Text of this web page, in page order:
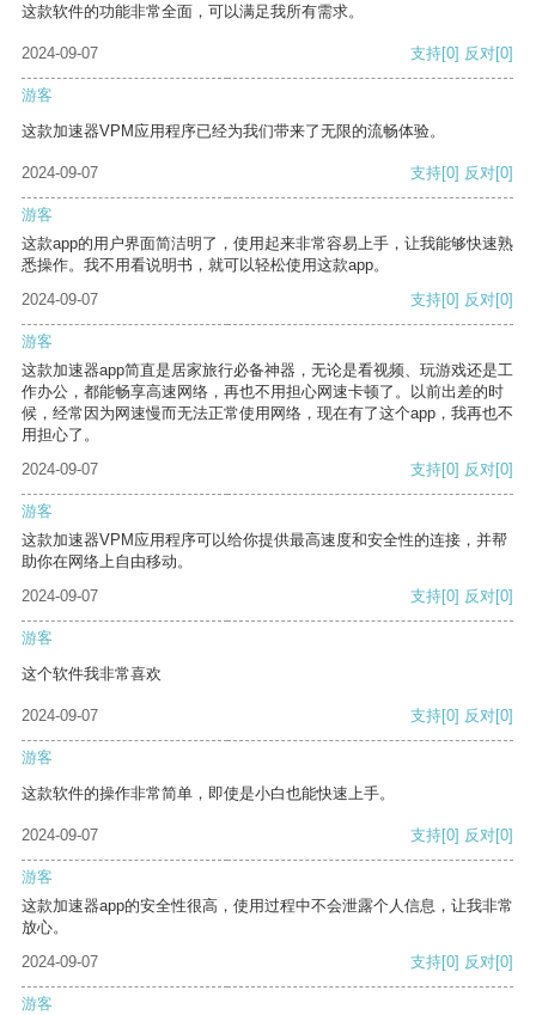
这款软件的功能非常全面，可以满足我所有需求。
2024-09-07 支持[0] 反对[0]
游客
这款加速器VPM应用程序已经为我们带来了无限的流畅体验。
2024-09-07 支持[0] 反对[0]
游客
这款app的用户界面简洁明了，使用起来非常容易上手，让我能够快速熟
悉操作。我不用看说明书，就可以轻松使用这款app。
2024-09-07
支持[0] 反对[0]
游客
这款加速器app简直是居家旅行必备神器，无论是看视频、玩游戏还是工
作办公，都能畅享高速网络，再也不用担心网速卡顿了。以前出差的时
候，经常因为网速慢而无法正常使用网络，现在有了这个app，我再也不
用担心了。
2024-09-07
支持[0] 反对[0]
游客
这款加速器VPM应用程序可以给你提供最高速度和安全性的连接，并帮
助你在网络上自由移动。
2024-09-07
支持[0] 反对[0]
游客
这个软件我非常喜欢
2024-09-07 支持[0] 反对[0]
游客
这款软件的操作非常简单，即使是小白也能快速上手。
2024-09-07 支持[0] 反对[0]
游客
这款加速器app的安全性很高，使用过程中不会泄露个人信息，让我非常
放心。
2024-09-07
支持[0] 反对[0]
游客